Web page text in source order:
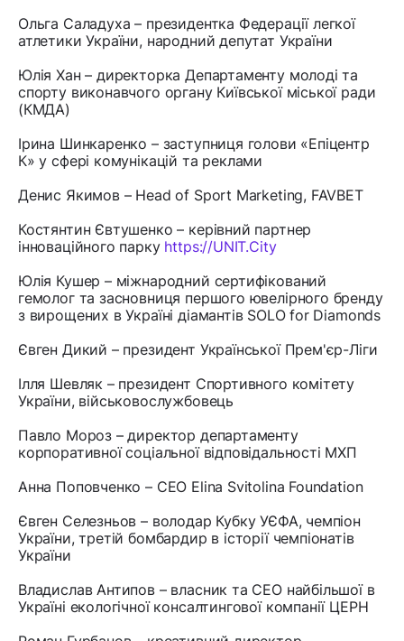
Ольга Саладуха – президентка Федерації легкої
атлетики України, народний депутат України
Юлія Хан – директорка Департаменту молоді та
спорту виконавчого органу Київської міської ради
(КМДА)
Ірина Шинкаренко – заступниця голови «Епіцентр
К» у сфері комунікацій та реклами
Денис Якимов – Head of Sport Marketing, FAVBET
Костянтин Євтушенко – керівний партнер
інноваційного парку https://UNIT.City
Юлія Кушер – міжнародний сертифікований
гемолог та засновниця першого ювелірного бренду
з вирощених в Україні діамантів ⁠SOLO for Diamonds
Євген Дикий – президент Української Прем'єр-Ліги
Ілля Шевляк – президент Спортивного комітету
України, військовослужбовець
Павло Мороз – директор департаменту
корпоративної соціальної відповідальності МХП
Анна Поповченко – CEO Elina Svitolina Foundation
Євген Селезньов – володар Кубку УЄФА, чемпіон
України, третій бомбардир в історії чемпіонатів
України
Владислав Антипов – власник та СЕО найбільшої в
Україні екологічної консалтингової компанії ЦЕРН